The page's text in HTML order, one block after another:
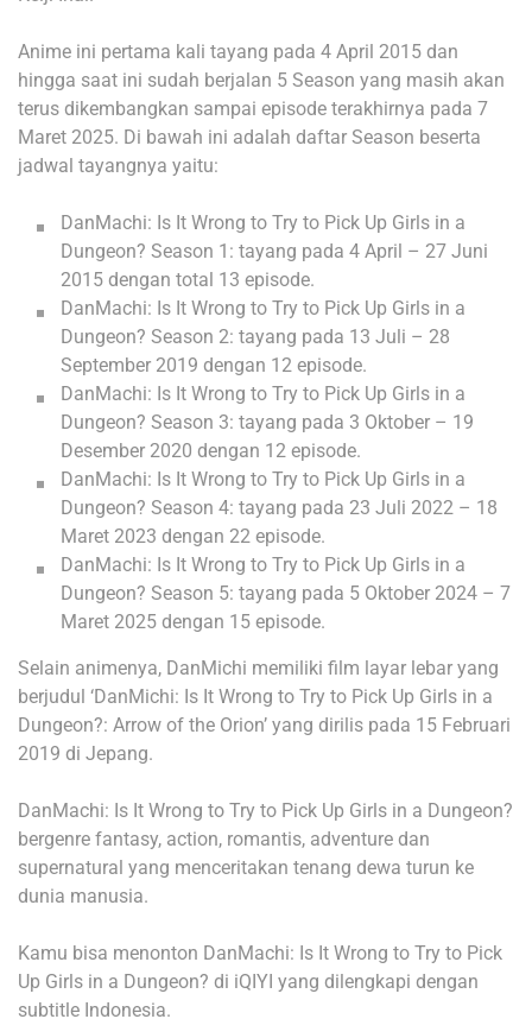
Anime ini pertama kali tayang pada 4 April 2015 dan
hingga saat ini sudah berjalan 5 Season yang masih akan
terus dikembangkan sampai episode terakhirnya pada 7
Maret 2025. Di bawah ini adalah daftar Season beserta
jadwal tayangnya yaitu:
DanMachi: Is It Wrong to Try to Pick Up Girls in a
Dungeon? Season 1: tayang pada 4 April – 27 Juni
2015 dengan total 13 episode.
DanMachi: Is It Wrong to Try to Pick Up Girls in a
Dungeon? Season 2: tayang pada 13 Juli – 28
September 2019 dengan 12 episode.
DanMachi: Is It Wrong to Try to Pick Up Girls in a
Dungeon? Season 3: tayang pada 3 Oktober – 19
Desember 2020 dengan 12 episode.
DanMachi: Is It Wrong to Try to Pick Up Girls in a
Dungeon? Season 4: tayang pada 23 Juli 2022 – 18
Maret 2023 dengan 22 episode.
DanMachi: Is It Wrong to Try to Pick Up Girls in a
Dungeon? Season 5: tayang pada 5 Oktober 2024 – 7
Maret 2025 dengan 15 episode.
Selain animenya, DanMichi memiliki film layar lebar yang
berjudul ‘DanMichi: Is It Wrong to Try to Pick Up Girls in a
Dungeon?: Arrow of the Orion’ yang dirilis pada 15 Februari
2019 di Jepang.
DanMachi: Is It Wrong to Try to Pick Up Girls in a Dungeon?
bergenre fantasy, action, romantis, adventure dan
supernatural yang menceritakan tenang dewa turun ke
dunia manusia.
Kamu bisa menonton DanMachi: Is It Wrong to Try to Pick
Up Girls in a Dungeon? di iQIYI yang dilengkapi dengan
subtitle Indonesia.